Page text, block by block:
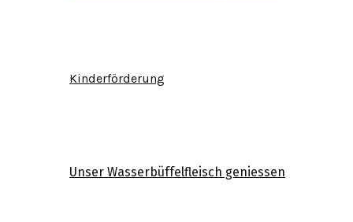
Kinderförderung
Unser Wasserbüffelfleisch geniessen